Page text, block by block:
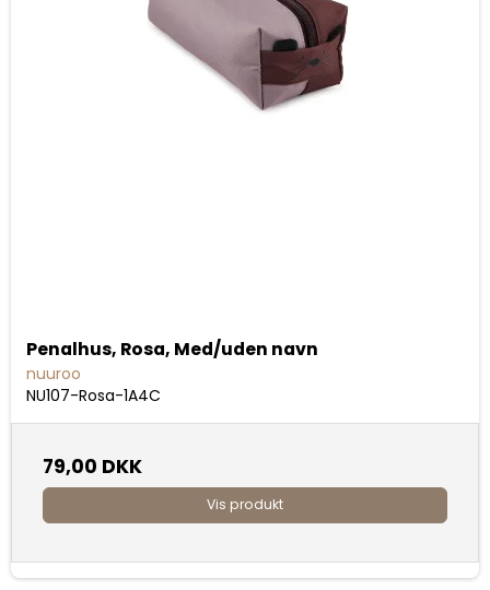
Penalhus, Rosa, Med/uden navn
nuuroo
NU107-Rosa-1A4C
79,00 DKK
Vis produkt